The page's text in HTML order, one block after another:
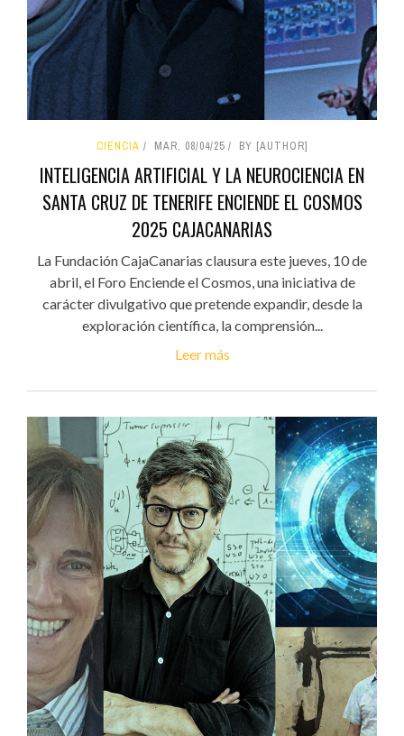
CIENCIA MAR, 08/04/25 BY [AUTHOR]
INTELIGENCIA ARTIFICIAL Y LA NEUROCIENCIA EN
SANTA CRUZ DE TENERIFE ENCIENDE EL COSMOS
2025 CAJACANARIAS
La Fundación CajaCanarias clausura este jueves, 10 de
abril, el Foro Enciende el Cosmos, una iniciativa de
carácter divulgativo que pretende expandir, desde la
exploración científica, la comprensión...
Leer más